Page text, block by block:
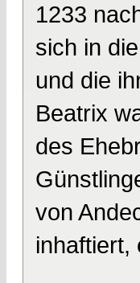
1233
sich in
und die
Beatrix
des
von
inhaftiert,